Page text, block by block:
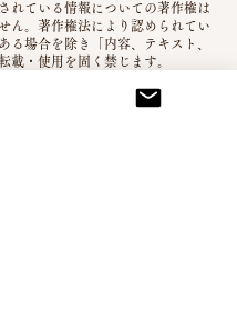
れている情報についての著作権は
ん。 著作権法により認められてい
る場合を除き「内容、テキスト、
載・使用を固く禁じます。